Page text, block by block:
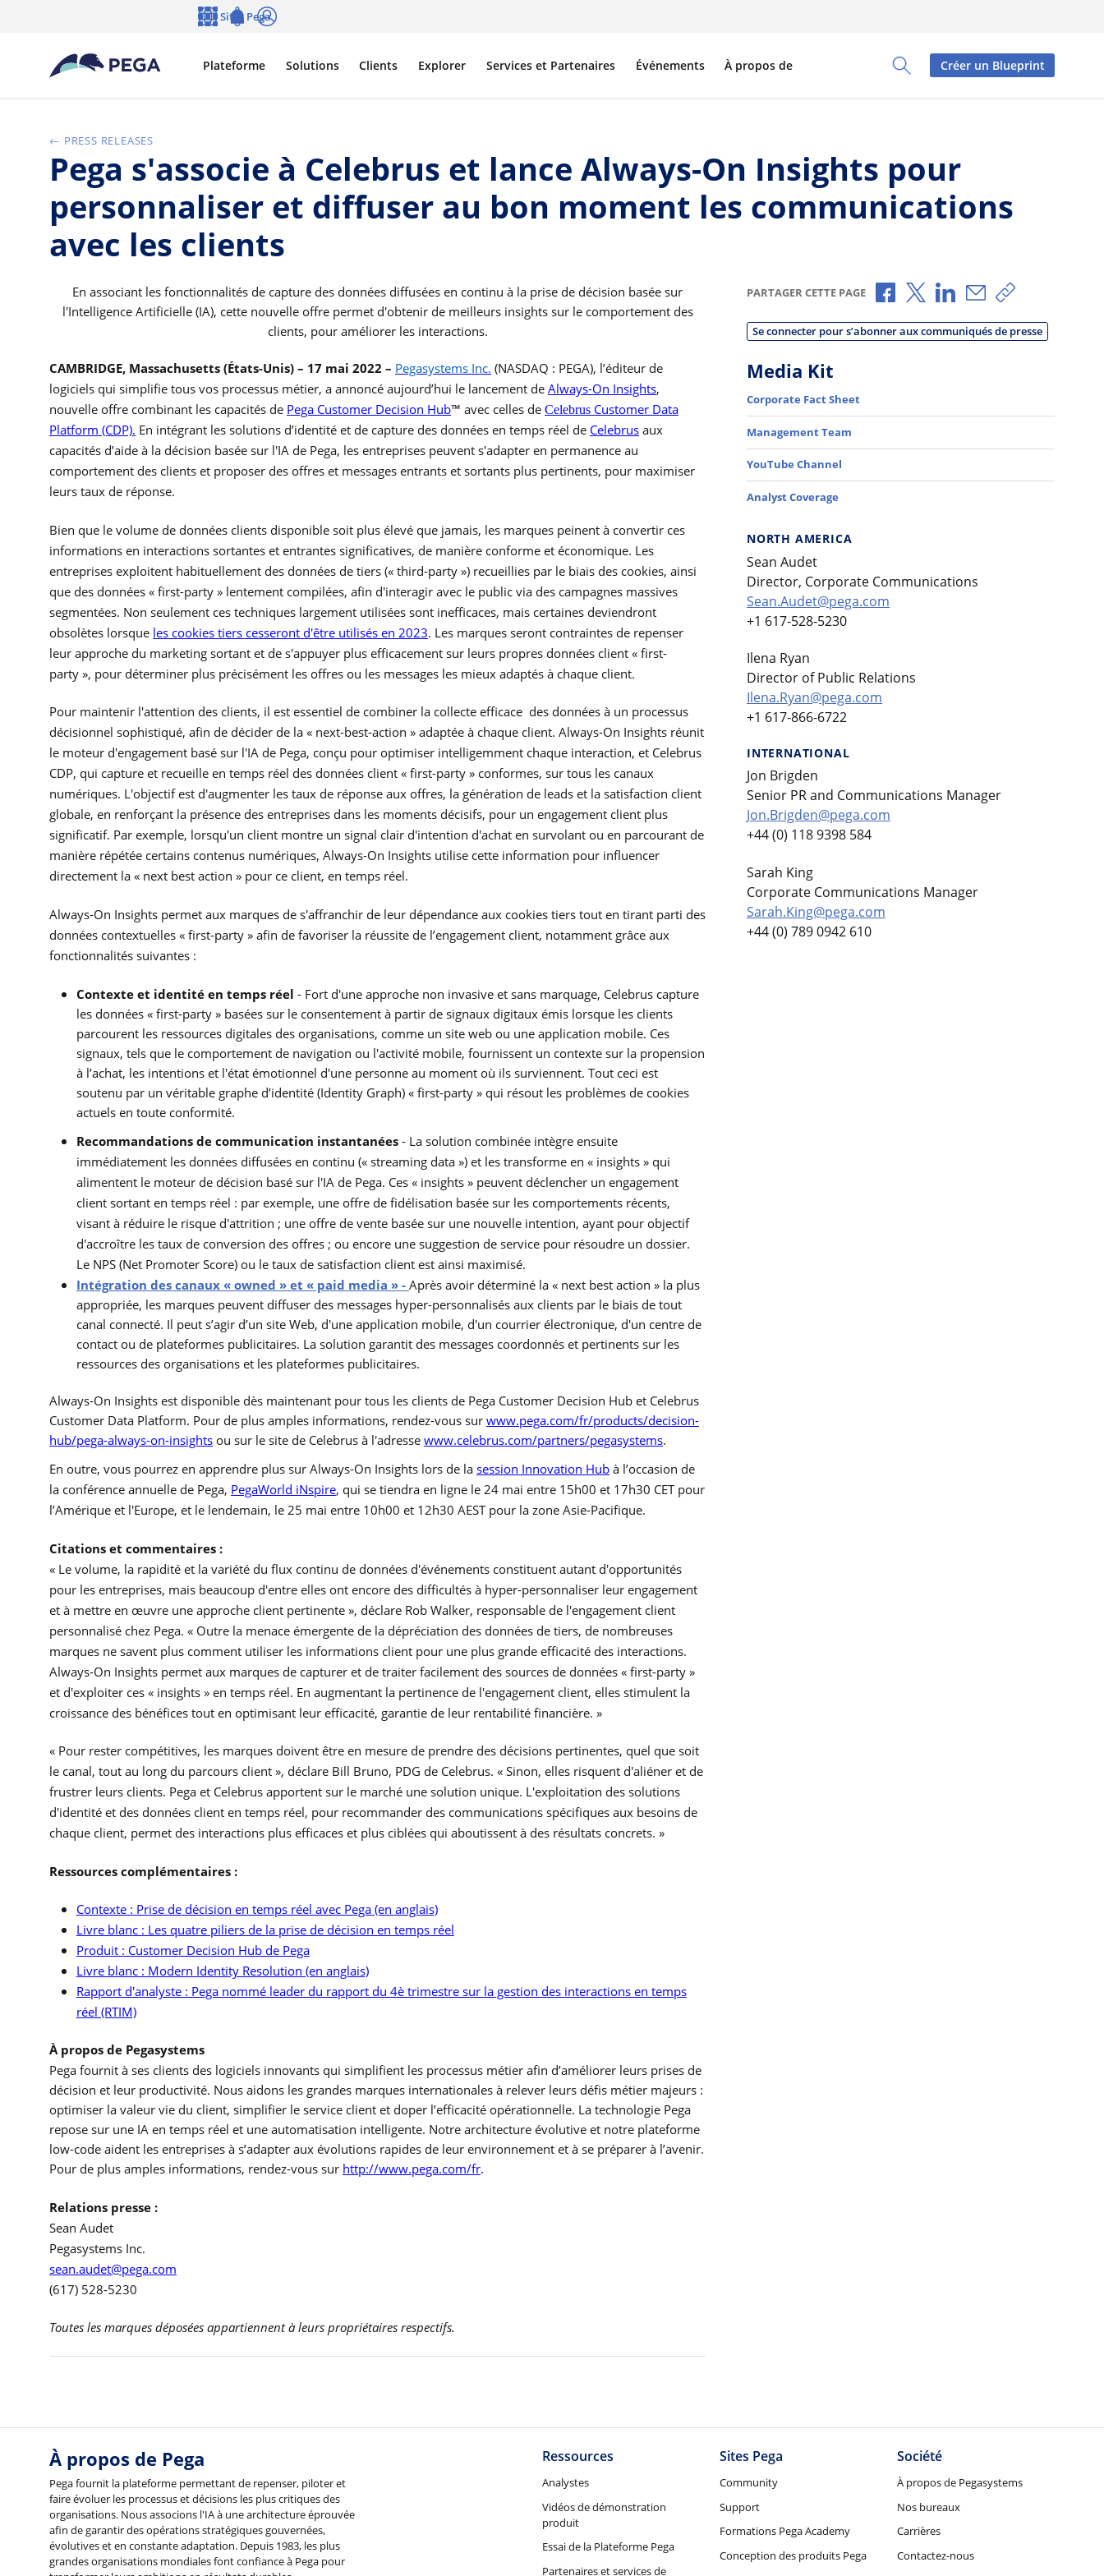
Passer directement au contenu principal
Toggle Search Panel
Plateforme Solutions Clients Explorer Services et Partenaires Événements À propos de
Sites Pega
Créer un Blueprint
PRESS RELEASES
Pega s'associe à Celebrus et lance Always-On Insights pour
personnaliser et diffuser au bon moment les communications
avec les clients
En associant les fonctionnalités de capture des données diffusées en continu à la prise de décision basée sur
l'Intelligence Artificielle (IA), cette nouvelle offre permet d'obtenir de meilleurs insights sur le comportement des
clients, pour améliorer les interactions.
CAMBRIDGE, Massachusetts (États-Unis) – 17 mai 2022 – Pegasystems Inc. (NASDAQ : PEGA), l’éditeur de
logiciels qui simplifie tous vos processus métier, a annoncé aujourd’hui le lancement de Always-On Insights,
nouvelle offre combinant les capacités de Pega Customer Decision Hub™ avec celles de Celebrus Customer Data
Platform (CDP). En intégrant les solutions d’identité et de capture des données en temps réel de Celebrus aux
capacités d’aide à la décision basée sur l'IA de Pega, les entreprises peuvent s'adapter en permanence au
comportement des clients et proposer des offres et messages entrants et sortants plus pertinents, pour maximiser
leurs taux de réponse.
Bien que le volume de données clients disponible soit plus élevé que jamais, les marques peinent à convertir ces
informations en interactions sortantes et entrantes significatives, de manière conforme et économique. Les
entreprises exploitent habituellement des données de tiers (« third-party ») recueillies par le biais des cookies, ainsi
que des données « first-party » lentement compilées, afin d'interagir avec le public via des campagnes massives
segmentées. Non seulement ces techniques largement utilisées sont inefficaces, mais certaines deviendront
obsolètes lorsque les cookies tiers cesseront d'être utilisés en 2023. Les marques seront contraintes de repenser
leur approche du marketing sortant et de s'appuyer plus efficacement sur leurs propres données client « first-
party », pour déterminer plus précisément les offres ou les messages les mieux adaptés à chaque client.
Pour maintenir l'attention des clients, il est essentiel de combiner la collecte efficace des données à un processus
décisionnel sophistiqué, afin de décider de la « next-best-action » adaptée à chaque client. Always-On Insights réunit
le moteur d'engagement basé sur l'IA de Pega, conçu pour optimiser intelligemment chaque interaction, et Celebrus
CDP, qui capture et recueille en temps réel des données client « first-party » conformes, sur tous les canaux
numériques. L'objectif est d'augmenter les taux de réponse aux offres, la génération de leads et la satisfaction client
globale, en renforçant la présence des entreprises dans les moments décisifs, pour un engagement client plus
significatif. Par exemple, lorsqu'un client montre un signal clair d'intention d'achat en survolant ou en parcourant de
manière répétée certains contenus numériques, Always-On Insights utilise cette information pour influencer
directement la « next best action » pour ce client, en temps réel.
Always-On Insights permet aux marques de s'affranchir de leur dépendance aux cookies tiers tout en tirant parti des
données contextuelles « first-party » afin de favoriser la réussite de l’engagement client, notamment grâce aux
fonctionnalités suivantes :
Contexte et identité en temps réel - Fort d'une approche non invasive et sans marquage, Celebrus capture
les données « first-party » basées sur le consentement à partir de signaux digitaux émis lorsque les clients
parcourent les ressources digitales des organisations, comme un site web ou une application mobile. Ces
signaux, tels que le comportement de navigation ou l'activité mobile, fournissent un contexte sur la propension
à l’achat, les intentions et l'état émotionnel d'une personne au moment où ils surviennent. Tout ceci est
soutenu par un véritable graphe d’identité (Identity Graph) « first-party » qui résout les problèmes de cookies
actuels en toute conformité.
Recommandations de communication instantanées - La solution combinée intègre ensuite
immédiatement les données diffusées en continu (« streaming data ») et les transforme en « insights » qui
alimentent le moteur de décision basé sur l'IA de Pega. Ces « insights » peuvent déclencher un engagement
client sortant en temps réel : par exemple, une offre de fidélisation basée sur les comportements récents,
visant à réduire le risque d'attrition ; une offre de vente basée sur une nouvelle intention, ayant pour objectif
d'accroître les taux de conversion des offres ; ou encore une suggestion de service pour résoudre un dossier.
Le NPS (Net Promoter Score) ou le taux de satisfaction client est ainsi maximisé.
Intégration des canaux « owned » et « paid media » - Après avoir déterminé la « next best action » la plus
appropriée, les marques peuvent diffuser des messages hyper-personnalisés aux clients par le biais de tout
canal connecté. Il peut s’agir d’un site Web, d'une application mobile, d'un courrier électronique, d'un centre de
contact ou de plateformes publicitaires. La solution garantit des messages coordonnés et pertinents sur les
ressources des organisations et les plateformes publicitaires.
Always-On Insights est disponible dès maintenant pour tous les clients de Pega Customer Decision Hub et Celebrus
Customer Data Platform. Pour de plus amples informations, rendez-vous sur www.pega.com/fr/products/decision-
hub/pega-always-on-insights ou sur le site de Celebrus à l'adresse www.celebrus.com/partners/pegasystems.
En outre, vous pourrez en apprendre plus sur Always-On Insights lors de la session Innovation Hub à l’occasion de
la conférence annuelle de Pega, PegaWorld iNspire, qui se tiendra en ligne le 24 mai entre 15h00 et 17h30 CET pour
l’Amérique et l'Europe, et le lendemain, le 25 mai entre 10h00 et 12h30 AEST pour la zone Asie-Pacifique.
Citations et commentaires :
« Le volume, la rapidité et la variété du flux continu de données d'événements constituent autant d'opportunités
pour les entreprises, mais beaucoup d'entre elles ont encore des difficultés à hyper-personnaliser leur engagement
et à mettre en œuvre une approche client pertinente », déclare Rob Walker, responsable de l'engagement client
personnalisé chez Pega. « Outre la menace émergente de la dépréciation des données de tiers, de nombreuses
marques ne savent plus comment utiliser les informations client pour une plus grande efficacité des interactions.
Always-On Insights permet aux marques de capturer et de traiter facilement des sources de données « first-party »
et d'exploiter ces « insights » en temps réel. En augmentant la pertinence de l'engagement client, elles stimulent la
croissance des bénéfices tout en optimisant leur efficacité, garantie de leur rentabilité financière. »
« Pour rester compétitives, les marques doivent être en mesure de prendre des décisions pertinentes, quel que soit
le canal, tout au long du parcours client », déclare Bill Bruno, PDG de Celebrus. « Sinon, elles risquent d'aliéner et de
frustrer leurs clients. Pega et Celebrus apportent sur le marché une solution unique. L'exploitation des solutions
d'identité et des données client en temps réel, pour recommander des communications spécifiques aux besoins de
chaque client, permet des interactions plus efficaces et plus ciblées qui aboutissent à des résultats concrets. »
Ressources complémentaires :
Contexte : Prise de décision en temps réel avec Pega(en anglais)
Livre blanc : Les quatre piliers de la prise de décision en temps réel
Produit : Customer Decision Hub de Pega
Livre blanc : Modern Identity Resolution (en anglais)
Rapport d'analyste : Pega nommé leader du rapport du 4è trimestre sur la gestion des interactions en temps
réel (RTIM)
À propos de Pegasystems
Pega fournit à ses clients des logiciels innovants qui simplifient les processus métier afin d’améliorer leurs prises de
décision et leur productivité. Nous aidons les grandes marques internationales à relever leurs défis métier majeurs :
optimiser la valeur vie du client, simplifier le service client et doper l’efficacité opérationnelle. La technologie Pega
repose sur une IA en temps réel et une automatisation intelligente. Notre architecture évolutive et notre plateforme
low-code aident les entreprises à s’adapter aux évolutions rapides de leur environnement et à se préparer à l’avenir.
Pour de plus amples informations, rendez-vous sur http://www.pega.com/fr.
Relations presse :
Sean Audet
Pegasystems Inc.
sean.audet@pega.com
(617) 528-5230
Toutes les marques déposées appartiennent à leurs propriétaires respectifs.
PARTAGER CETTE PAGE Partager via Facebook
Partager via X
Partager via LinkedIn
Partager par e-mail
Copier le lien
Se connecter pour s’abonner aux communiqués de presse
Media Kit
Corporate Fact Sheet
Management Team
YouTube Channel
Analyst Coverage
NORTH AMERICA
Sean Audet
Director, Corporate Communications
Sean.Audet@pega.com
+1 617-528-5230
Ilena Ryan
Director of Public Relations
Ilena.Ryan@pega.com
+1 617-866-6722
INTERNATIONAL
Jon Brigden
Senior PR and Communications Manager
Jon.Brigden@pega.com
+44 (0) 118 9398 584
Sarah King
Corporate Communications Manager
Sarah.King@pega.com
+44 (0) 789 0942 610
À propos de Pega
Pega fournit la plateforme permettant de repenser, piloter et
faire évoluer les processus et décisions les plus critiques des
organisations. Nous associons l'IA à une architecture éprouvée
afin de garantir des opérations stratégiques gouvernées,
évolutives et en constante adaptation. Depuis 1983, les plus
grandes organisations mondiales font confiance à Pega pour
Ressources
Analystes
Vidéos de démonstration
produit
Essai de la Plateforme Pega
Partenaires et services de
Sites Pega
Community
Support
Formations Pega Academy
Conception des produits Pega
Société
À propos de Pegasystems
Nos bureaux
Carrières
Contactez-nous